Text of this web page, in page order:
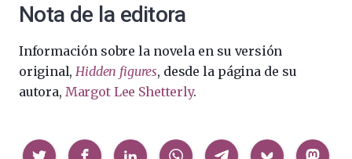
Nota de la editora
Información sobre la novela en su versión
original, Hidden figures, desde la página de su
autora, Margot Lee Shetterly.
Compartir